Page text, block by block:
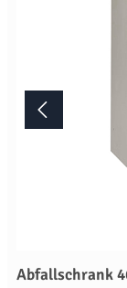
Abfallschrank